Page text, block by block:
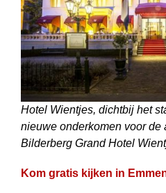
Hotel Wientjes, dichtbij het
nieuwe onderkomen voor de
Bilderberg Grand Hotel
Kom gratis kijken in